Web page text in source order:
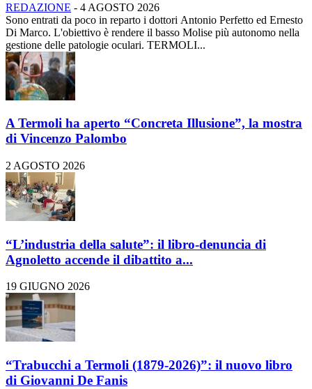
REDAZIONE - 4 AGOSTO 2026
Sono entrati da poco in reparto i dottori Antonio Perfetto ed Ernesto
Di Marco. L'obiettivo è rendere il basso Molise più autonomo nella
gestione delle patologie oculari. TERMOLI...
A Termoli ha aperto “Concreta Illusione”, la mostra
di Vincenzo Palombo
2 AGOSTO 2026
“L’industria della salute”: il libro-denuncia di
Agnoletto accende il dibattito a...
19 GIUGNO 2026
“Trabucchi a Termoli (1879-2026)”: il nuovo libro
di Giovanni De Fanis